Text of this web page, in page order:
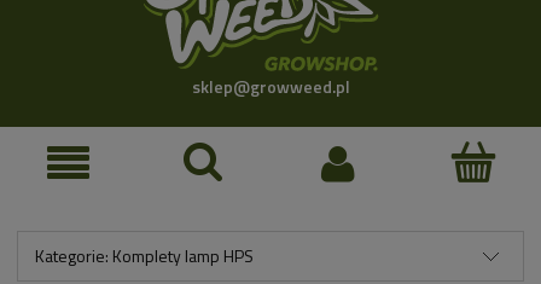
sklep@growweed.pl
Kategorie: Komplety lamp HPS